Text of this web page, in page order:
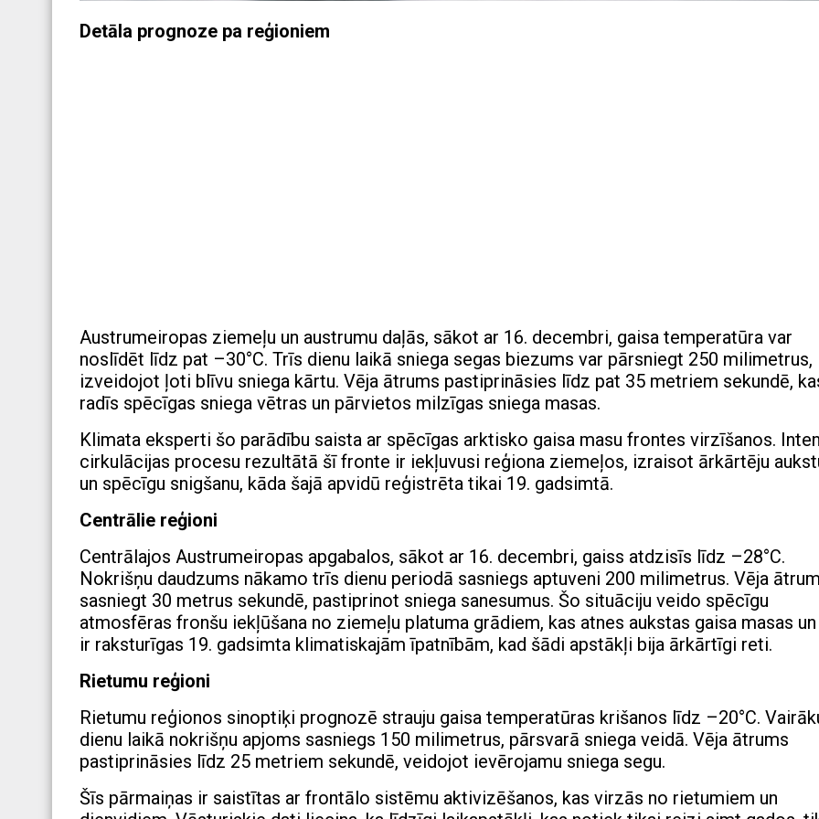
Detāla prognoze pa reģioniem
Austrumeiropas ziemeļu un austrumu daļās, sākot ar 16. decembri, gaisa temperatūra var
noslīdēt līdz pat –30°C. Trīs dienu laikā sniega segas biezums var pārsniegt 250 milimetrus,
izveidojot ļoti blīvu sniega kārtu. Vēja ātrums pastiprināsies līdz pat 35 metriem sekundē,
radīs spēcīgas sniega vētras un pārvietos milzīgas sniega masas.
Klimata eksperti šo parādību saista ar spēcīgas arktisko gaisa masu frontes virzīšanos.
cirkulācijas procesu rezultātā šī fronte ir iekļuvusi reģiona ziemeļos, izraisot ārkārtēju
un spēcīgu snigšanu, kāda šajā apvidū reģistrēta tikai 19. gadsimtā.
Centrālie reģioni
Centrālajos Austrumeiropas apgabalos, sākot ar 16. decembri, gaiss atdzisīs līdz –28°C.
Nokrišņu daudzums nākamo trīs dienu periodā sasniegs aptuveni 200 milimetrus. Vēja
sasniegt 30 metrus sekundē, pastiprinot sniega sanesumus. Šo situāciju veido spēcīgu
atmosfēras fronšu iekļūšana no ziemeļu platuma grādiem, kas atnes aukstas gaisa masas
ir raksturīgas 19. gadsimta klimatiskajām īpatnībām, kad šādi apstākļi bija ārkārtīgi reti.
Rietumu reģioni
Rietumu reģionos sinoptiķi prognozē strauju gaisa temperatūras krišanos līdz –20°C.
dienu laikā nokrišņu apjoms sasniegs 150 milimetrus, pārsvarā sniega veidā. Vēja ātrums
pastiprināsies līdz 25 metriem sekundē, veidojot ievērojamu sniega segu.
Šīs pārmaiņas ir saistītas ar frontālo sistēmu aktivizēšanos, kas virzās no rietumiem un